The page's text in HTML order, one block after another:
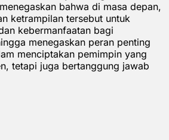
bahwa di masa depan,
ketrampilan tersebut untuk
kebermanfaatan bagi
menegaskan peran penting
menciptakan pemimpin yang
tetapi juga bertanggung jawab